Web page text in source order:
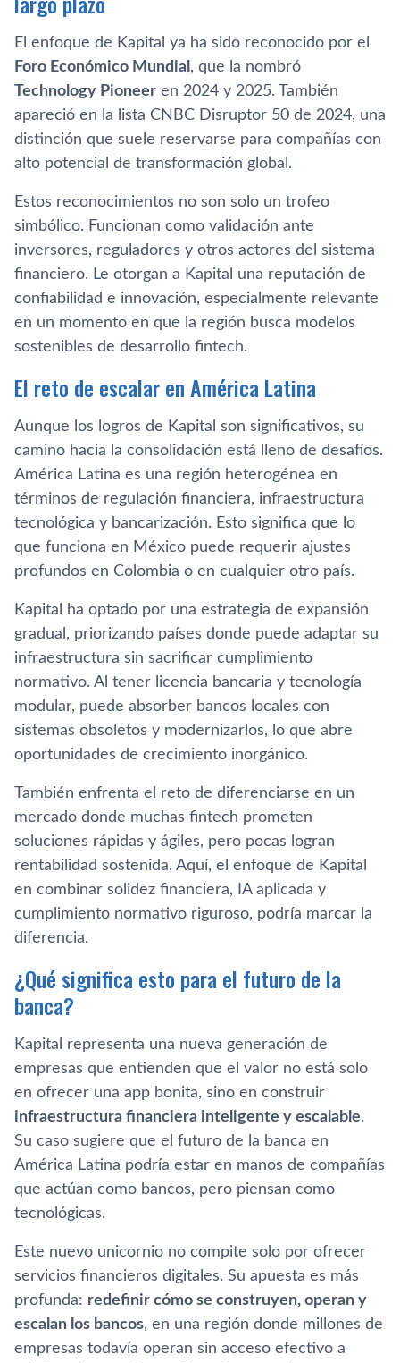
El enfoque de Kapital ya ha sido reconocido por el
Foro Económico Mundial , que la nombró
Technology Pioneer en 2024 y 2025. También
apareció en la lista CNBC Disruptor 50 de 2024, una
distinción que suele reservarse para compañías con
alto potencial de transformación global.
Estos reconocimientos no son solo un trofeo
simbólico. Funcionan como validación ante
inversores, reguladores y otros actores del sistema
financiero. Le otorgan a Kapital una reputación de
confiabilidad e innovación, especialmente relevante
en un momento en que la región busca modelos
sostenibles de desarrollo fintech.
El reto de escalar en América Latina
Aunque los logros de Kapital son significativos, su
camino hacia la consolidación está lleno de desafíos.
América Latina es una región heterogénea en
términos de regulación financiera, infraestructura
tecnológica y bancarización. Esto significa que lo
que funciona en México puede requerir ajustes
profundos en Colombia o en cualquier otro país.
Kapital ha optado por una estrategia de expansión
gradual, priorizando países donde puede adaptar su
infraestructura sin sacrificar cumplimiento
normativo. Al tener licencia bancaria y tecnología
modular, puede absorber bancos locales con
sistemas obsoletos y modernizarlos, lo que abre
oportunidades de crecimiento inorgánico.
También enfrenta el reto de diferenciarse en un
mercado donde muchas fintech prometen
soluciones rápidas y ágiles, pero pocas logran
rentabilidad sostenida. Aquí, el enfoque de Kapital
en combinar solidez financiera, IA aplicada y
cumplimiento normativo riguroso, podría marcar la
diferencia.
¿Qué significa esto para el futuro de la
banca?
Kapital representa una nueva generación de
empresas que entienden que el valor no está solo
en ofrecer una app bonita, sino en construir
infraestructura financiera inteligente y escalable.
Su caso sugiere que el futuro de la banca en
América Latina podría estar en manos de compañías
que actúan como bancos, pero piensan como
tecnológicas.
Este nuevo unicornio no compite solo por ofrecer
servicios financieros digitales. Su apuesta es más
profunda: redefinir cómo se construyen, operan y
escalan los bancos, en una región donde millones de
empresas todavía operan sin acceso efectivo a